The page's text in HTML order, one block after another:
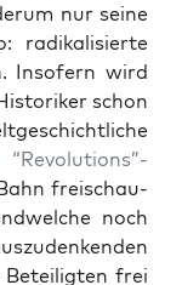
nur sei­ne
radi­ka­li­sier­te
Inso­fern wird
schon
frei­schau­
noch
Betei­lig­ten frei